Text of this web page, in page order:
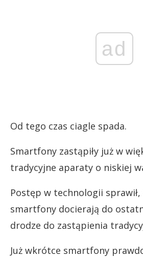
ad
Od tego czas ciagle spada.
Smartfony zastąpiły już w
tradycyjne aparaty o niskiej
Postęp w technologii sprawił,
smartfony docierają do
drodze do zastąpienia
Już wkrótce smartfony